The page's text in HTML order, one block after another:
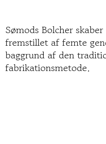
Sømods Bolcher skaber håndlavede bolcher
fremstillet af femte
baggrund af den
fabrikationsmetode.